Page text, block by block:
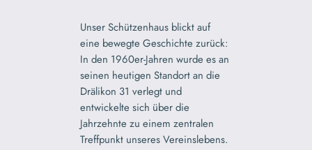
Unser Schützenhaus blickt auf
eine bewegte Geschichte zurück:
In den 1960er‑Jahren wurde es an
seinen heutigen Standort an die
Drälikon 31 verlegt und
entwickelte sich über die
Jahrzehnte zu einem zentralen
Treffpunkt unseres Vereinslebens.